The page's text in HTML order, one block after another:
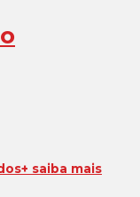
+ saiba mais